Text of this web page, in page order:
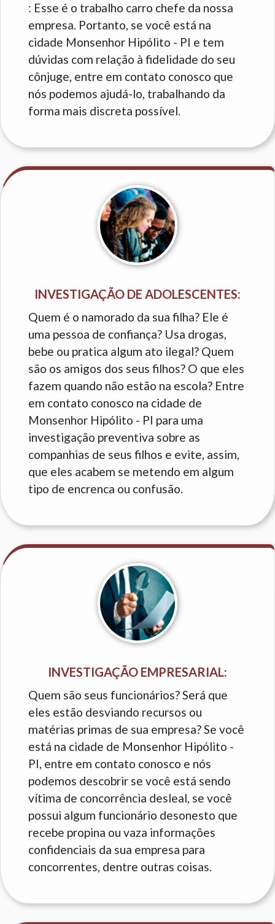
: Esse é o trabalho carro chefe da nossa
empresa. Portanto, se você está na
cidade Monsenhor Hipólito - PI e tem
dúvidas com relação à fidelidade do seu
cônjuge, entre em contato conosco que
nós podemos ajudá-lo, trabalhando da
forma mais discreta possível.
INVESTIGAÇÃO DE ADOLESCENTES:
Quem é o namorado da sua filha? Ele é
uma pessoa de confiança? Usa drogas,
bebe ou pratica algum ato ilegal? Quem
são os amigos dos seus filhos? O que eles
fazem quando não estão na escola? Entre
em contato conosco na cidade de
Monsenhor Hipólito - PI para uma
investigação preventiva sobre as
companhias de seus filhos e evite, assim,
que eles acabem se metendo em algum
tipo de encrenca ou confusão.
INVESTIGAÇÃO EMPRESARIAL:
Quem são seus funcionários? Será que
eles estão desviando recursos ou
matérias primas de sua empresa? Se você
está na cidade de Monsenhor Hipólito -
PI, entre em contato conosco e nós
podemos descobrir se você está sendo
vítima de concorrência desleal, se você
possui algum funcionário desonesto que
recebe propina ou vaza informações
confidenciais da sua empresa para
concorrentes, dentre outras coisas.